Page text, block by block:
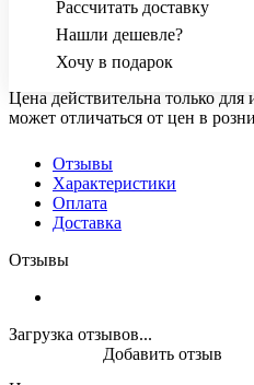
Рассчитать доставку
Нашли дешевле?
Хочу в подарок
Цена действительна только для
может отличаться от цен в
Отзывы
Характеристики
Оплата
Доставка
Отзывы
Загрузка отзывов...
Добавить отзыв